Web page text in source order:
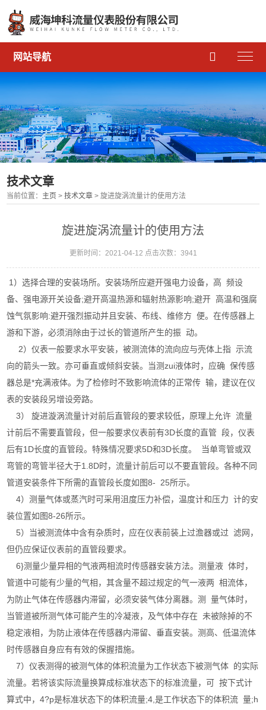
网站导航 
技术文章
当前位置： 主页 >技术文章 > 旋进旋涡流量计的使用方法
旋进旋涡流量计的使用方法
更新时间：2021-04-12 点击次数：3941
1）选择合理的安装场所。安装场所应避开强电力设备，高 频设
备、强电源开关设备;避开高温热源和辐射热源影响;避开 高温和强腐
蚀气氛影响:避开强烈振动并且安装、布线、维修方 便。在传感器上
游和下游，必须消除由于过长的管道所产生的振 动。
2）仪表一般要求水平安装，被测流体的流向应与壳体上指 示流
向的箭头一致。亦可垂直或倾斜安装。当测zui液体时，应确 保传感
器总是*充满液体。为了检修时不致影响流体的正常传 输，建议在仪
表的安装段另增设旁路。
3） 旋进漩涡流量计对前后直管段的要求较低，原理上允许 流量
计前后不需要直管段，但一般要求仪表前有3D长度的直管 段，仪表
后有1D长度的直管段。特殊情况要求5D和3D长度。 当单弯管或双
弯管的弯管半径大于1.8D时，流量计前后可以不要直管段。各种不同
管道安装条件下所需的直管段长度如图8- 25所示。
4）测量气体或蒸汽时可采用沮度压力补偿，温度计和压力 计的安
装位置如图8-26所示。
5）当被测流体中含有杂质时，应在仪表前装上过澹器或过 滤网，
但仍应保证仪表前的直管段要求。
6}测量少量异相的气液两相流时传感器安装方法。测量液 体时，
管道中可能有少量的气相，其含量不超过规定的气一液两 相流体，
为防止气体在传感器内滞留，必须安装气体分离器。测 量气体时，
当管道被所测气体可能产生的冷凝液，及气体中存在 未被除掉的不
稳定液相，为防止液体在传感器内滞留、垂直安装。测高、低温流体
时传感器自身应有有效的保握措施。
7）仪表测得的被测气体的体积流量为工作状态下被测气体 的实际
流量。若将该实际流量换算成标准状态下的标准流量，可 按下式计
算式中，4?p是标准状态下的体积流量;4,是工作状态下的体积流 量;h